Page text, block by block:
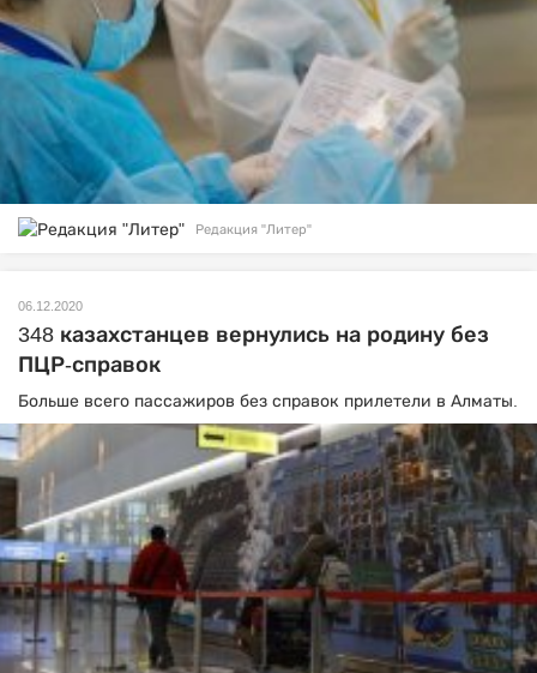
Редакция "Литер"
06.12.2020
348 казахстанцев вернулись на родину без
ПЦР-справок
Больше всего пассажиров без справок прилетели в Алматы.